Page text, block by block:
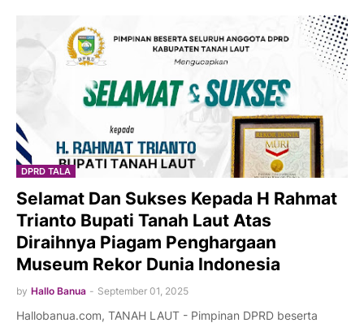
DPRD TALA
Selamat Dan Sukses Kepada H Rahmat
Trianto Bupati Tanah Laut Atas
Diraihnya Piagam Penghargaan
Museum Rekor Dunia Indonesia
by Hallo Banua - September 01, 2025
Hallobanua.com, TANAH LAUT - Pimpinan DPRD beserta